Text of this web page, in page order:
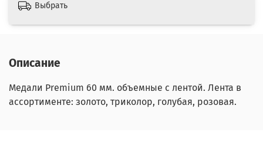
Выбрать
Описание
Медали Premium 60 мм. объемные с лентой. Лента в
ассортименте: золото, триколор, голубая, розовая.